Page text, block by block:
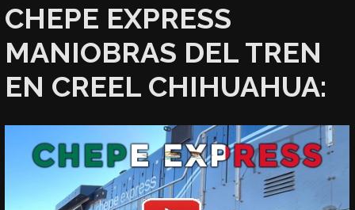
CHEPE EXPRESS
MANIOBRAS DEL TREN
EN CREEL CHIHUAHUA: